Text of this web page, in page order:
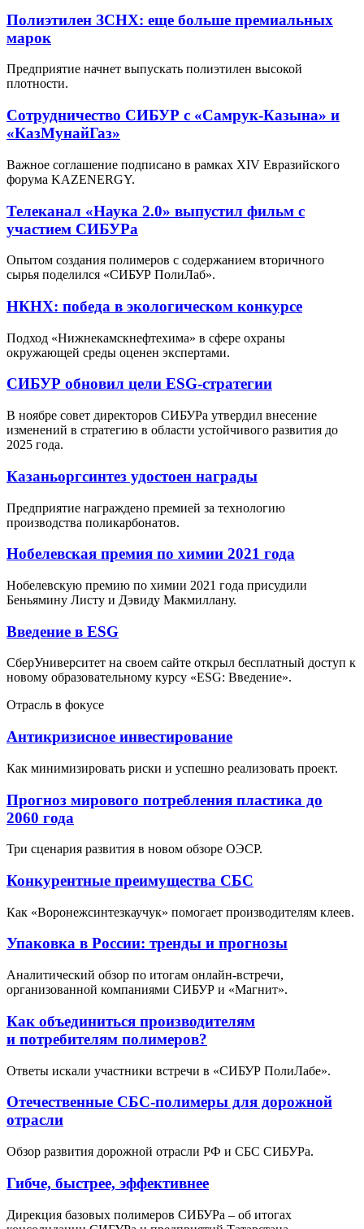
Полиэтилен ЗСНХ: еще больше премиальных
марок
Предприятие начнет выпускать полиэтилен высокой
плотности.
Сотрудничество СИБУР с «Самрук-Казына» и
«КазМунайГаз»
Важное соглашение подписано в рамках XIV Евразийского
форума KAZENERGY.
Телеканал «Наука 2.0» выпустил фильм с
участием СИБУРа
Опытом создания полимеров с содержанием вторичного
сырья поделился «СИБУР ПолиЛаб».
НКНХ: победа в экологическом конкурсе
Подход «Нижнекамскнефтехима» в сфере охраны
окружающей среды оценен экспертами.
СИБУР обновил цели ESG-стратегии
В ноябре совет директоров СИБУРа утвердил внесение
изменений в стратегию в области устойчивого развития до
2025 года.
Казаньоргсинтез удостоен награды
Предприятие награждено премией за технологию
производства поликарбонатов.
Нобелевская премия по химии 2021 года
Нобелевскую премию по химии 2021 года присудили
Беньямину Листу и Дэвиду Макмиллану.
Введение в ESG
СберУниверситет на своем сайте открыл бесплатный доступ к
новому образовательному курсу «ESG: Введение».
Отрасль в фокусе
Антикризисное инвестирование
Как минимизировать риски и успешно реализовать проект.
Прогноз мирового потребления пластика до
2060 года
Три сценария развития в новом обзоре ОЭСР.
Конкурентные преимущества СБС
Как «Воронежсинтезкаучук» помогает производителям клеев.
Упаковка в России: тренды и прогнозы
Аналитический обзор по итогам онлайн-встречи,
организованной компаниями СИБУР и «Магнит».
Как объединиться производителям
и потребителям полимеров?
Ответы искали участники встречи в «СИБУР ПолиЛабе».
Отечественные СБС-полимеры для дорожной
отрасли
Обзор развития дорожной отрасли РФ и СБС СИБУРа.
Гибче, быстрее, эффективнее
Дирекция базовых полимеров СИБУРа – об итогах